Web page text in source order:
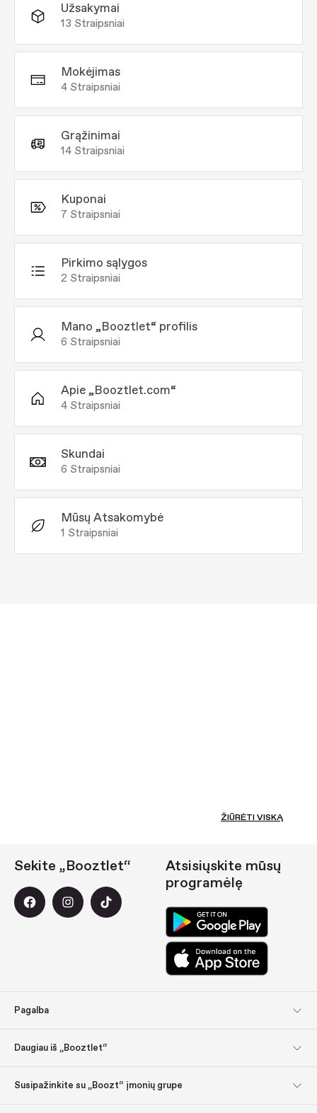
Užsakymai
13 Straipsniai
Mokėjimas
4 Straipsniai
Grąžinimai
14 Straipsniai
Kuponai
7 Straipsniai
Pirkimo sąlygos
2 Straipsniai
Mano „Booztlet“ profilis
6 Straipsniai
Apie „Booztlet.com“
4 Straipsniai
Skundai
6 Straipsniai
Mūsų Atsakomybė
1 Straipsniai
ŽIŪRĖTI VISKĄ
Pagalba
Daugiau iš „Booztlet“
naujienlaiškius
Susipažinkite su „Boozt“ įmonių grupe
Sekite „Booztlet“
Atsisiųskite mūsų
programėlę